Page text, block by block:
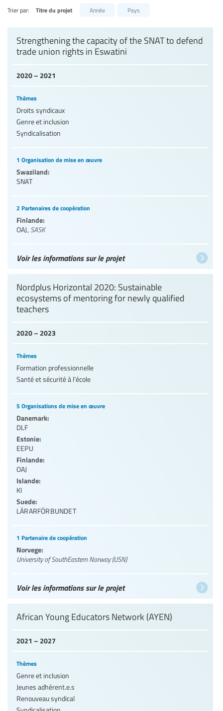
Trier par: Titre du projet Année Pays
2020 – 2021
Strengthening the capacity of the SNAT to defend
trade union rights in Eswatini
Thèmes
Droits syndicaux
Genre et inclusion
Syndicalisation
1 Organisation de mise en œuvre
Swaziland:
SNAT
2 Partenaires de coopération
Finlande:
OAJ, SASK
Voir les informations sur le projet
2020 – 2023
Nordplus Horizontal 2020: Sustainable
ecosystems of mentoring for newly qualified
teachers
Thèmes
Formation professionnelle
Santé et sécurité à l’école
5 Organisations de mise en œuvre
Danemark:
DLF
Estonie:
EEPU
Finlande:
OAJ
Islande:
KI
Suede:
LÄRARFÖRBUNDET
1 Partenaire de coopération
Norvege:
University of SouthEastern Norway (USN)
Voir les informations sur le projet
2021 – 2027
African Young Educators Network (AYEN)
Thèmes
Genre et inclusion
Jeunes adhérent.e.s
Renouveau syndical